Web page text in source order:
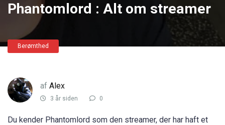
Phantomlord : Alt om streamer
Berømthed
af Alex
3 år siden 0
Du kender Phantomlord som den streamer, der har haft et